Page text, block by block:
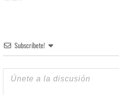
Subscríbete!